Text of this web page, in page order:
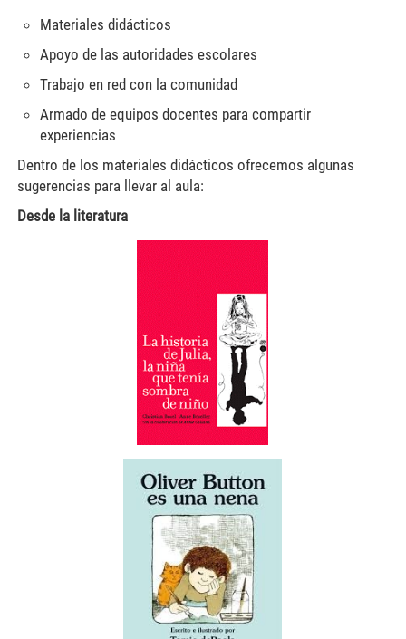
Materiales didácticos
Apoyo de las autoridades escolares
Trabajo en red con la comunidad
Armado de equipos docentes para compartir
experiencias
Dentro de los materiales didácticos ofrecemos algunas
sugerencias para llevar al aula:
Desde la literatura
ramos11.png
ramos12.jpg